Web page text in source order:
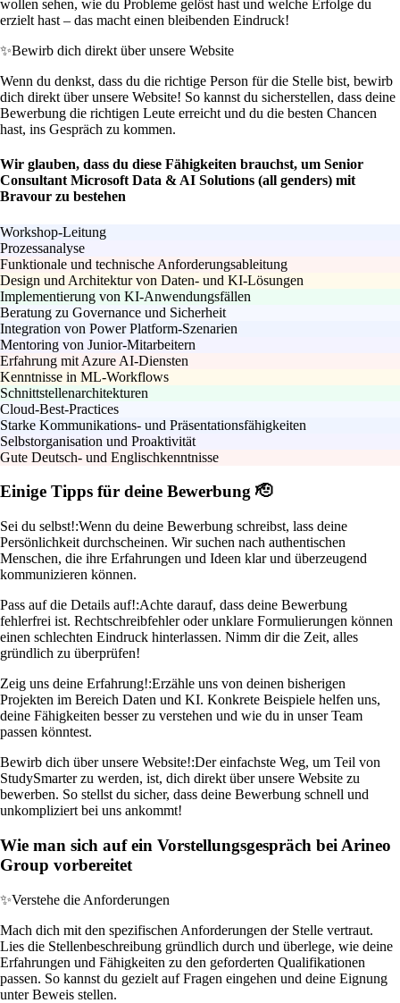
wollen sehen, wie du Probleme gelöst hast und welche Erfolge du
erzielt hast – das macht einen bleibenden Eindruck!
✨Bewirb dich direkt über unsere Website
Wenn du denkst, dass du die richtige Person für die Stelle bist, bewirb
dich direkt über unsere Website! So kannst du sicherstellen, dass deine
Bewerbung die richtigen Leute erreicht und du die besten Chancen
hast, ins Gespräch zu kommen.
Wir glauben, dass du diese Fähigkeiten brauchst, um Senior
Consultant Microsoft Data & AI Solutions (all genders) mit
Bravour zu bestehen
Workshop-Leitung
Prozessanalyse
Funktionale und technische Anforderungsableitung
Design und Architektur von Daten- und KI-Lösungen
Implementierung von KI-Anwendungsfällen
Beratung zu Governance und Sicherheit
Integration von Power Platform-Szenarien
Mentoring von Junior-Mitarbeitern
Erfahrung mit Azure AI-Diensten
Kenntnisse in ML-Workflows
Schnittstellenarchitekturen
Cloud-Best-Practices
Starke Kommunikations- und Präsentationsfähigkeiten
Selbstorganisation und Proaktivität
Gute Deutsch- und Englischkenntnisse
Einige Tipps für deine Bewerbung 🫡
Sei du selbst!:Wenn du deine Bewerbung schreibst, lass deine
Persönlichkeit durchscheinen. Wir suchen nach authentischen
Menschen, die ihre Erfahrungen und Ideen klar und überzeugend
kommunizieren können.
Pass auf die Details auf!:Achte darauf, dass deine Bewerbung
fehlerfrei ist. Rechtschreibfehler oder unklare Formulierungen können
einen schlechten Eindruck hinterlassen. Nimm dir die Zeit, alles
gründlich zu überprüfen!
Zeig uns deine Erfahrung!:Erzähle uns von deinen bisherigen
Projekten im Bereich Daten und KI. Konkrete Beispiele helfen uns,
deine Fähigkeiten besser zu verstehen und wie du in unser Team
passen könntest.
Bewirb dich über unsere Website!:Der einfachste Weg, um Teil von
StudySmarter zu werden, ist, dich direkt über unsere Website zu
bewerben. So stellst du sicher, dass deine Bewerbung schnell und
unkompliziert bei uns ankommt!
Wie man sich auf ein Vorstellungsgespräch bei Arineo
Group vorbereitet
✨Verstehe die Anforderungen
Mach dich mit den spezifischen Anforderungen der Stelle vertraut.
Lies die Stellenbeschreibung gründlich durch und überlege, wie deine
Erfahrungen und Fähigkeiten zu den geforderten Qualifikationen
passen. So kannst du gezielt auf Fragen eingehen und deine Eignung
unter Beweis stellen.